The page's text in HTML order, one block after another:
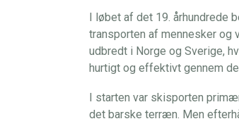
I løbet af det 19. århundrede
transporten af mennesker
udbredt i Norge og Sverige,
hurtigt og effektivt gennem
I starten var skisporten
det barske terræn. Men